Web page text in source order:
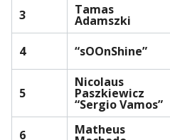
3
Tamas
Adamszki
4
“sOOnShine”
5
Nicolaus
Paszkiewicz
“Sergio Vamos”
6 Matheus